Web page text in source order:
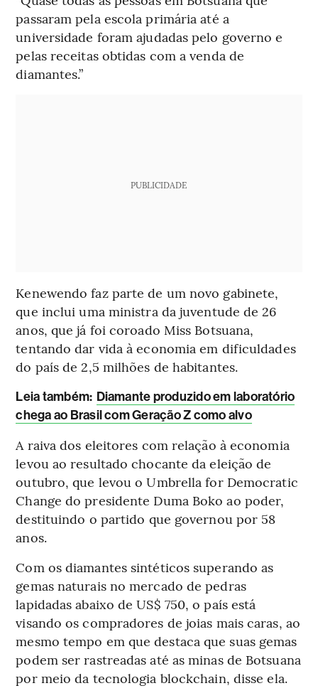
passaram pela escola primária até a
universidade foram ajudadas pelo governo e
pelas receitas obtidas com a venda de
diamantes.”
PUBLICIDADE
Kenewendo faz parte de um novo gabinete,
que inclui uma ministra da juventude de 26
anos, que já foi coroado Miss Botsuana,
tentando dar vida à economia em dificuldades
do país de 2,5 milhões de habitantes.
Leia também: Diamante produzido em laboratório
chega ao Brasil com Geração Z como alvo
A raiva dos eleitores com relação à economia
levou ao resultado chocante da eleição de
outubro, que levou o Umbrella for Democratic
Change do presidente Duma Boko ao poder,
destituindo o partido que governou por 58
anos.
Com os diamantes sintéticos superando as
gemas naturais no mercado de pedras
lapidadas abaixo de US$ 750, o país está
visando os compradores de joias mais caras, ao
mesmo tempo em que destaca que suas gemas
podem ser rastreadas até as minas de Botsuana
por meio da tecnologia blockchain, disse ela.